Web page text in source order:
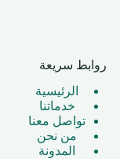
روابط سريعة
الرئيسية
خدماتنا
تواصل معنا
من نحن
المدونة